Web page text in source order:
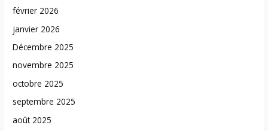
février 2026
janvier 2026
Décembre 2025
novembre 2025
octobre 2025
septembre 2025
août 2025